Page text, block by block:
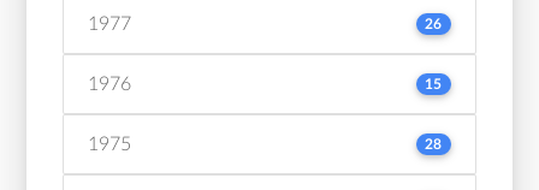
1977 26
1976 15
1975 28